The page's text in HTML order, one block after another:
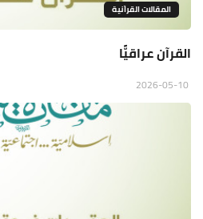
المقالات القراَنية
القرآن عراقيًّا